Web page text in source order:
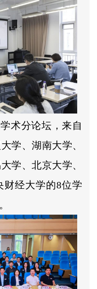
术分论坛，来自
学、湖南大学、
学、北京大学、
财经大学的8位学